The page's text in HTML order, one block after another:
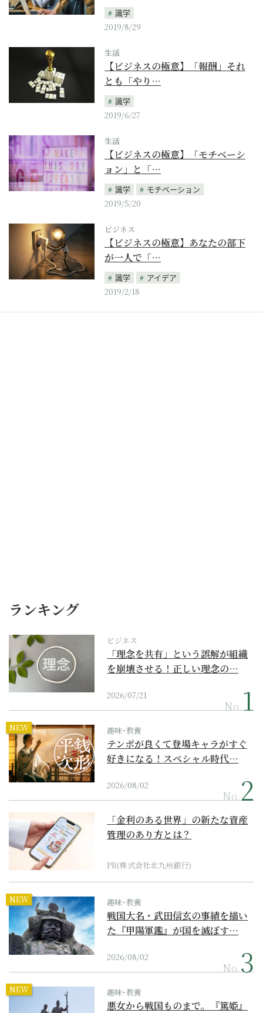
識学
2019/8/29
生活
【ビジネスの極意】「報酬」それ
とも「やり…
識学
2019/6/27
生活
【ビジネスの極意】「モチベーシ
ョン」と「…
識学
モチベーション
2019/5/20
ビジネス
【ビジネスの極意】あなたの部下
が一人で「…
識学
アイデア
2019/2/18
ランキング
ビジネス
「理念を共有」という誤解が組織
を崩壊させる！正しい理念の…
2026/07/21
No.
NEW 趣味･教養
テンポが良くて登場キャラがすぐ
好きになる！スペシャル時代…
2026/08/02
No.
「金利のある世界」の新たな資産
管理のあり方とは？
PR(株式会社北九州銀行)
NEW 趣味･教養
戦国大名・武田信玄の事績を描い
た『甲陽軍鑑』が国を滅ぼす…
2026/08/02
No.
NEW 趣味･教養
悪女から戦国ものまで。『篤姫』